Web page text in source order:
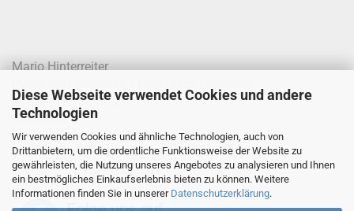
Diese Webseite verwendet Cookies und andere
Technologien
Wir verwenden Cookies und ähnliche Technologien, auch von
Drittanbietern, um die ordentliche Funktionsweise der Website zu
gewährleisten, die Nutzung unseres Angebotes zu analysieren und Ihnen
ein bestmögliches Einkaufserlebnis bieten zu können. Weitere
Informationen finden Sie in unserer Datenschutzerklärung.
Mario Hinterreiter
Joseph-Haydn-Straße 68
4020 Linz
Telefon: 0699 / 100 277 42
E-Mail:office@pyro-lord.at